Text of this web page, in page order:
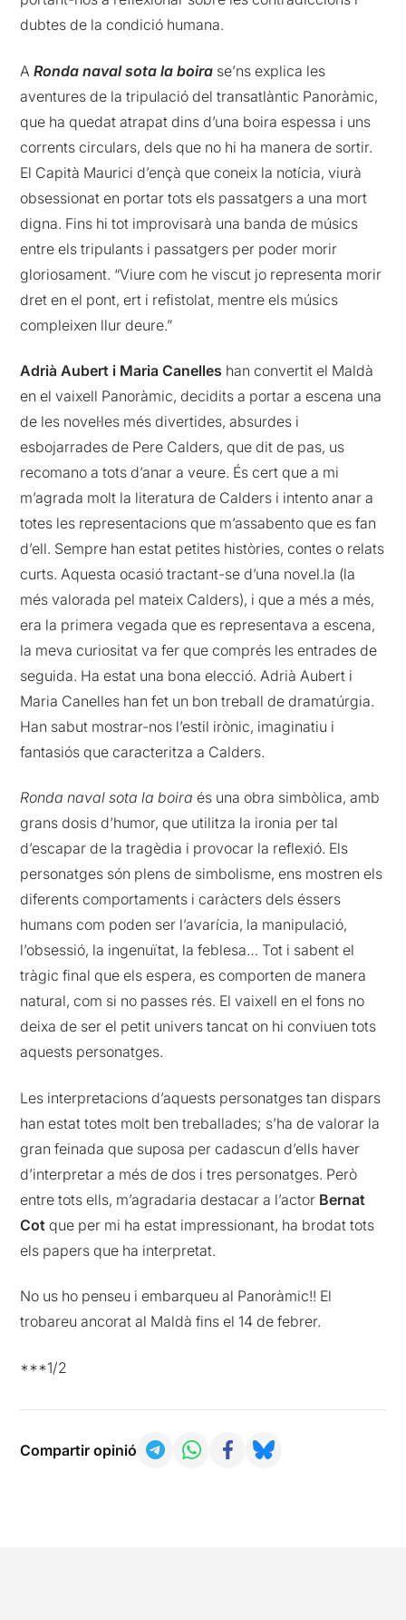
dubtes de la condició humana.
ARonda naval sota la boira se’ns explica les
aventures de la tripulació del transatlàntic Panoràmic,
que ha quedat atrapat dins d’una boira espessa i uns
corrents circulars, dels que no hi ha manera de sortir.
El Capità Maurici d’ençà que coneix la notícia, viurà
obsessionat en portar tots els passatgers a una mort
digna. Fins hi tot improvisarà una banda de músics
entre els tripulants i passatgers per poder morir
gloriosament. “Viure com he viscut jo representa morir
dret en el pont, ert i refistolat, mentre els músics
compleixen llur deure.”
Adrià Aubert i Maria Canelles han convertit el Maldà
en el vaixell Panoràmic, decidits a portar a escena una
de les novel·les més divertides, absurdes i
esbojarrades de Pere Calders, que dit de pas, us
recomano a tots d’anar a veure. És cert que a mi
m’agrada molt la literatura de Calders i intento anar a
totes les representacions que m’assabento que es fan
d’ell. Sempre han estat petites històries, contes o relats
curts. Aquesta ocasió tractant-se d’una novel.la (la
més valorada pel mateix Calders), i que a més a més,
era la primera vegada que es representava a escena,
la meva curiositat va fer que comprés les entrades de
seguida. Ha estat una bona elecció. Adrià Aubert i
Maria Canelles han fet un bon treball de dramatúrgia.
Han sabut mostrar-nos l’estil irònic, imaginatiu i
fantasiós que caracteritza a Calders.
Ronda naval sota la boira és una obra simbòlica, amb
grans dosis d’humor, que utilitza la ironia per tal
d’escapar de la tragèdia i provocar la reflexió. Els
personatges són plens de simbolisme, ens mostren els
diferents comportaments i caràcters dels éssers
humans com poden ser l’avarícia, la manipulació,
l’obsessió, la ingenuïtat, la feblesa… Tot i sabent el
tràgic final que els espera, es comporten de manera
natural, com si no passes rés. El vaixell en el fons no
deixa de ser el petit univers tancat on hi conviuen tots
aquests personatges.
Les interpretacions d’aquests personatges tan dispars
han estat totes molt ben treballades; s’ha de valorar la
gran feinada que suposa per cadascun d’ells haver
d’interpretar a més de dos i tres personatges. Però
entre tots ells, m’agradaria destacar a l’actor Bernat
Cot que per mi ha estat impressionant, ha brodat tots
els papers que ha interpretat.
No us ho penseu i embarqueu al Panoràmic!! El
trobareu ancorat al Maldà fins el 14 de febrer.
***1/2
Compartir opinió